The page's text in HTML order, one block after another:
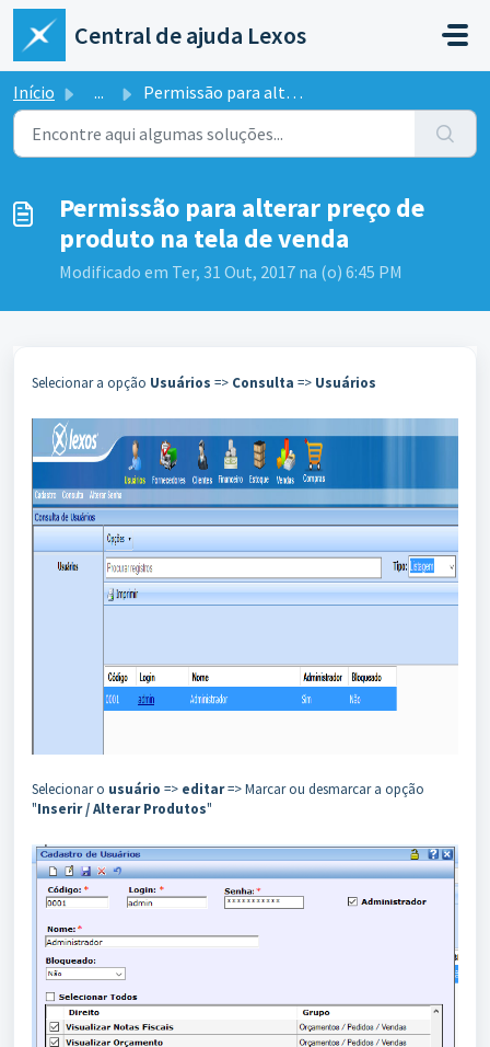
Ir para o conteúdo principal
Central de ajuda Lexos
Início ... Permissão para alterar preço de produto na tela de venda
Permissão para alterar preço de
produto na tela de venda
Modificado em Ter, 31 Out, 2017 na (o) 6:45 PM
Selecionar a opção Usuários => Consulta => Usuários
Selecionar o usuário => editar=> Marcar ou desmarcar a opção
"Inserir / Alterar Produtos"